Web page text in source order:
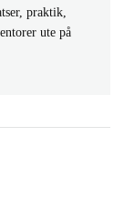
praktik,
ute på